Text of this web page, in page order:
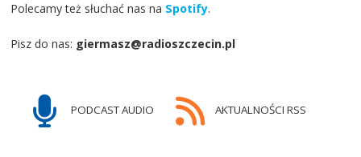
Polecamy też słuchać nas na Spotify.
Pisz do nas: giermasz@radioszczecin.pl
PODCAST AUDIO AKTUALNOŚCI RSS